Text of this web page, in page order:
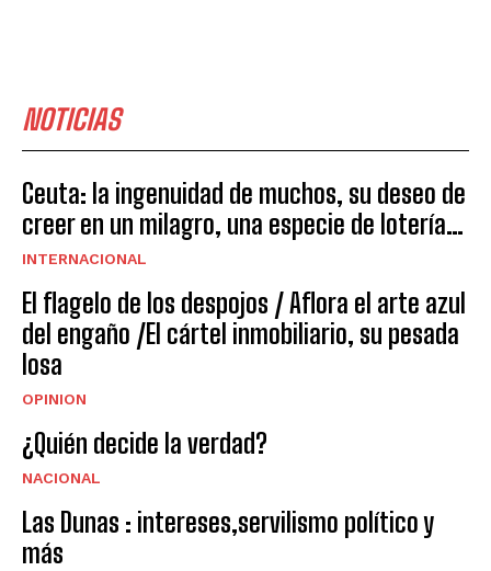
NOTICIAS
Ceuta: la ingenuidad de muchos, su deseo de
creer en un milagro, una especie de lotería…
INTERNACIONAL
El flagelo de los despojos / Aflora el arte azul
del engaño /El cártel inmobiliario, su pesada
losa
OPINION
¿Quién decide la verdad?
NACIONAL
Las Dunas : intereses,servilismo político y
más